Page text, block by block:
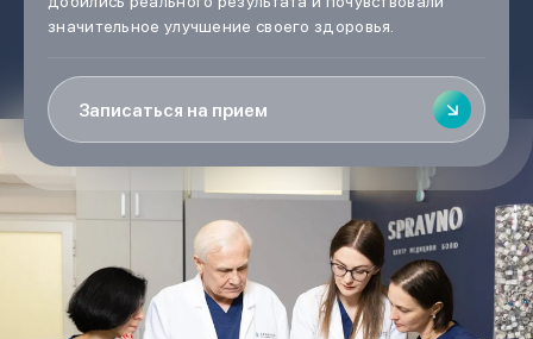
значительное улучшение своего здоровья.
Записаться на прием